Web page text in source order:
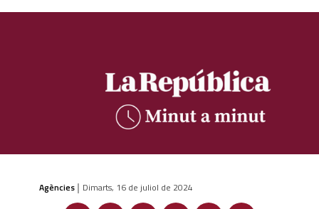
Agències | Dimarts, 16 de juliol de 2024